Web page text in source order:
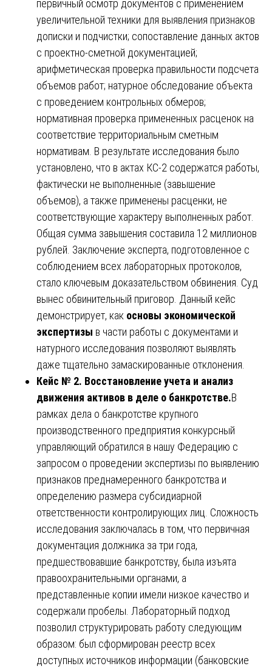
первичный осмотр документов с применением
увеличительной техники для выявления признаков
дописки и подчистки; сопоставление данных актов
с проектно-сметной документацией;
арифметическая проверка правильности подсчета
объемов работ; натурное обследование объекта
с проведением контрольных обмеров;
нормативная проверка примененных расценок на
соответствие территориальным сметным
нормативам. В результате исследования было
установлено, что в актах КС-2 содержатся работы,
фактически не выполненные (завышение
объемов), а также применены расценки, не
соответствующие характеру выполненных работ.
Общая сумма завышения составила 12 миллионов
рублей. Заключение эксперта, подготовленное с
соблюдением всех лабораторных протоколов,
стало ключевым доказательством обвинения. Суд
вынес обвинительный приговор. Данный кейс
демонстрирует, как основы экономической
экспертизы в части работы с документами и
натурного исследования позволяют выявлять
даже тщательно замаскированные отклонения.
Кейс № 2. Восстановление учета и анализ
движения активов в деле о банкротстве.В
рамках дела о банкротстве крупного
производственного предприятия конкурсный
управляющий обратился в нашу Федерацию с
запросом о проведении экспертизы по выявлению
признаков преднамеренного банкротства и
определению размера субсидиарной
ответственности контролирующих лиц. Сложность
исследования заключалась в том, что первичная
документация должника за три года,
предшествовавшие банкротству, была изъята
правоохранительными органами, а
представленные копии имели низкое качество и
содержали пробелы. Лабораторный подход
позволил структурировать работу следующим
образом: был сформирован реестр всех
доступных источников информации (банковские